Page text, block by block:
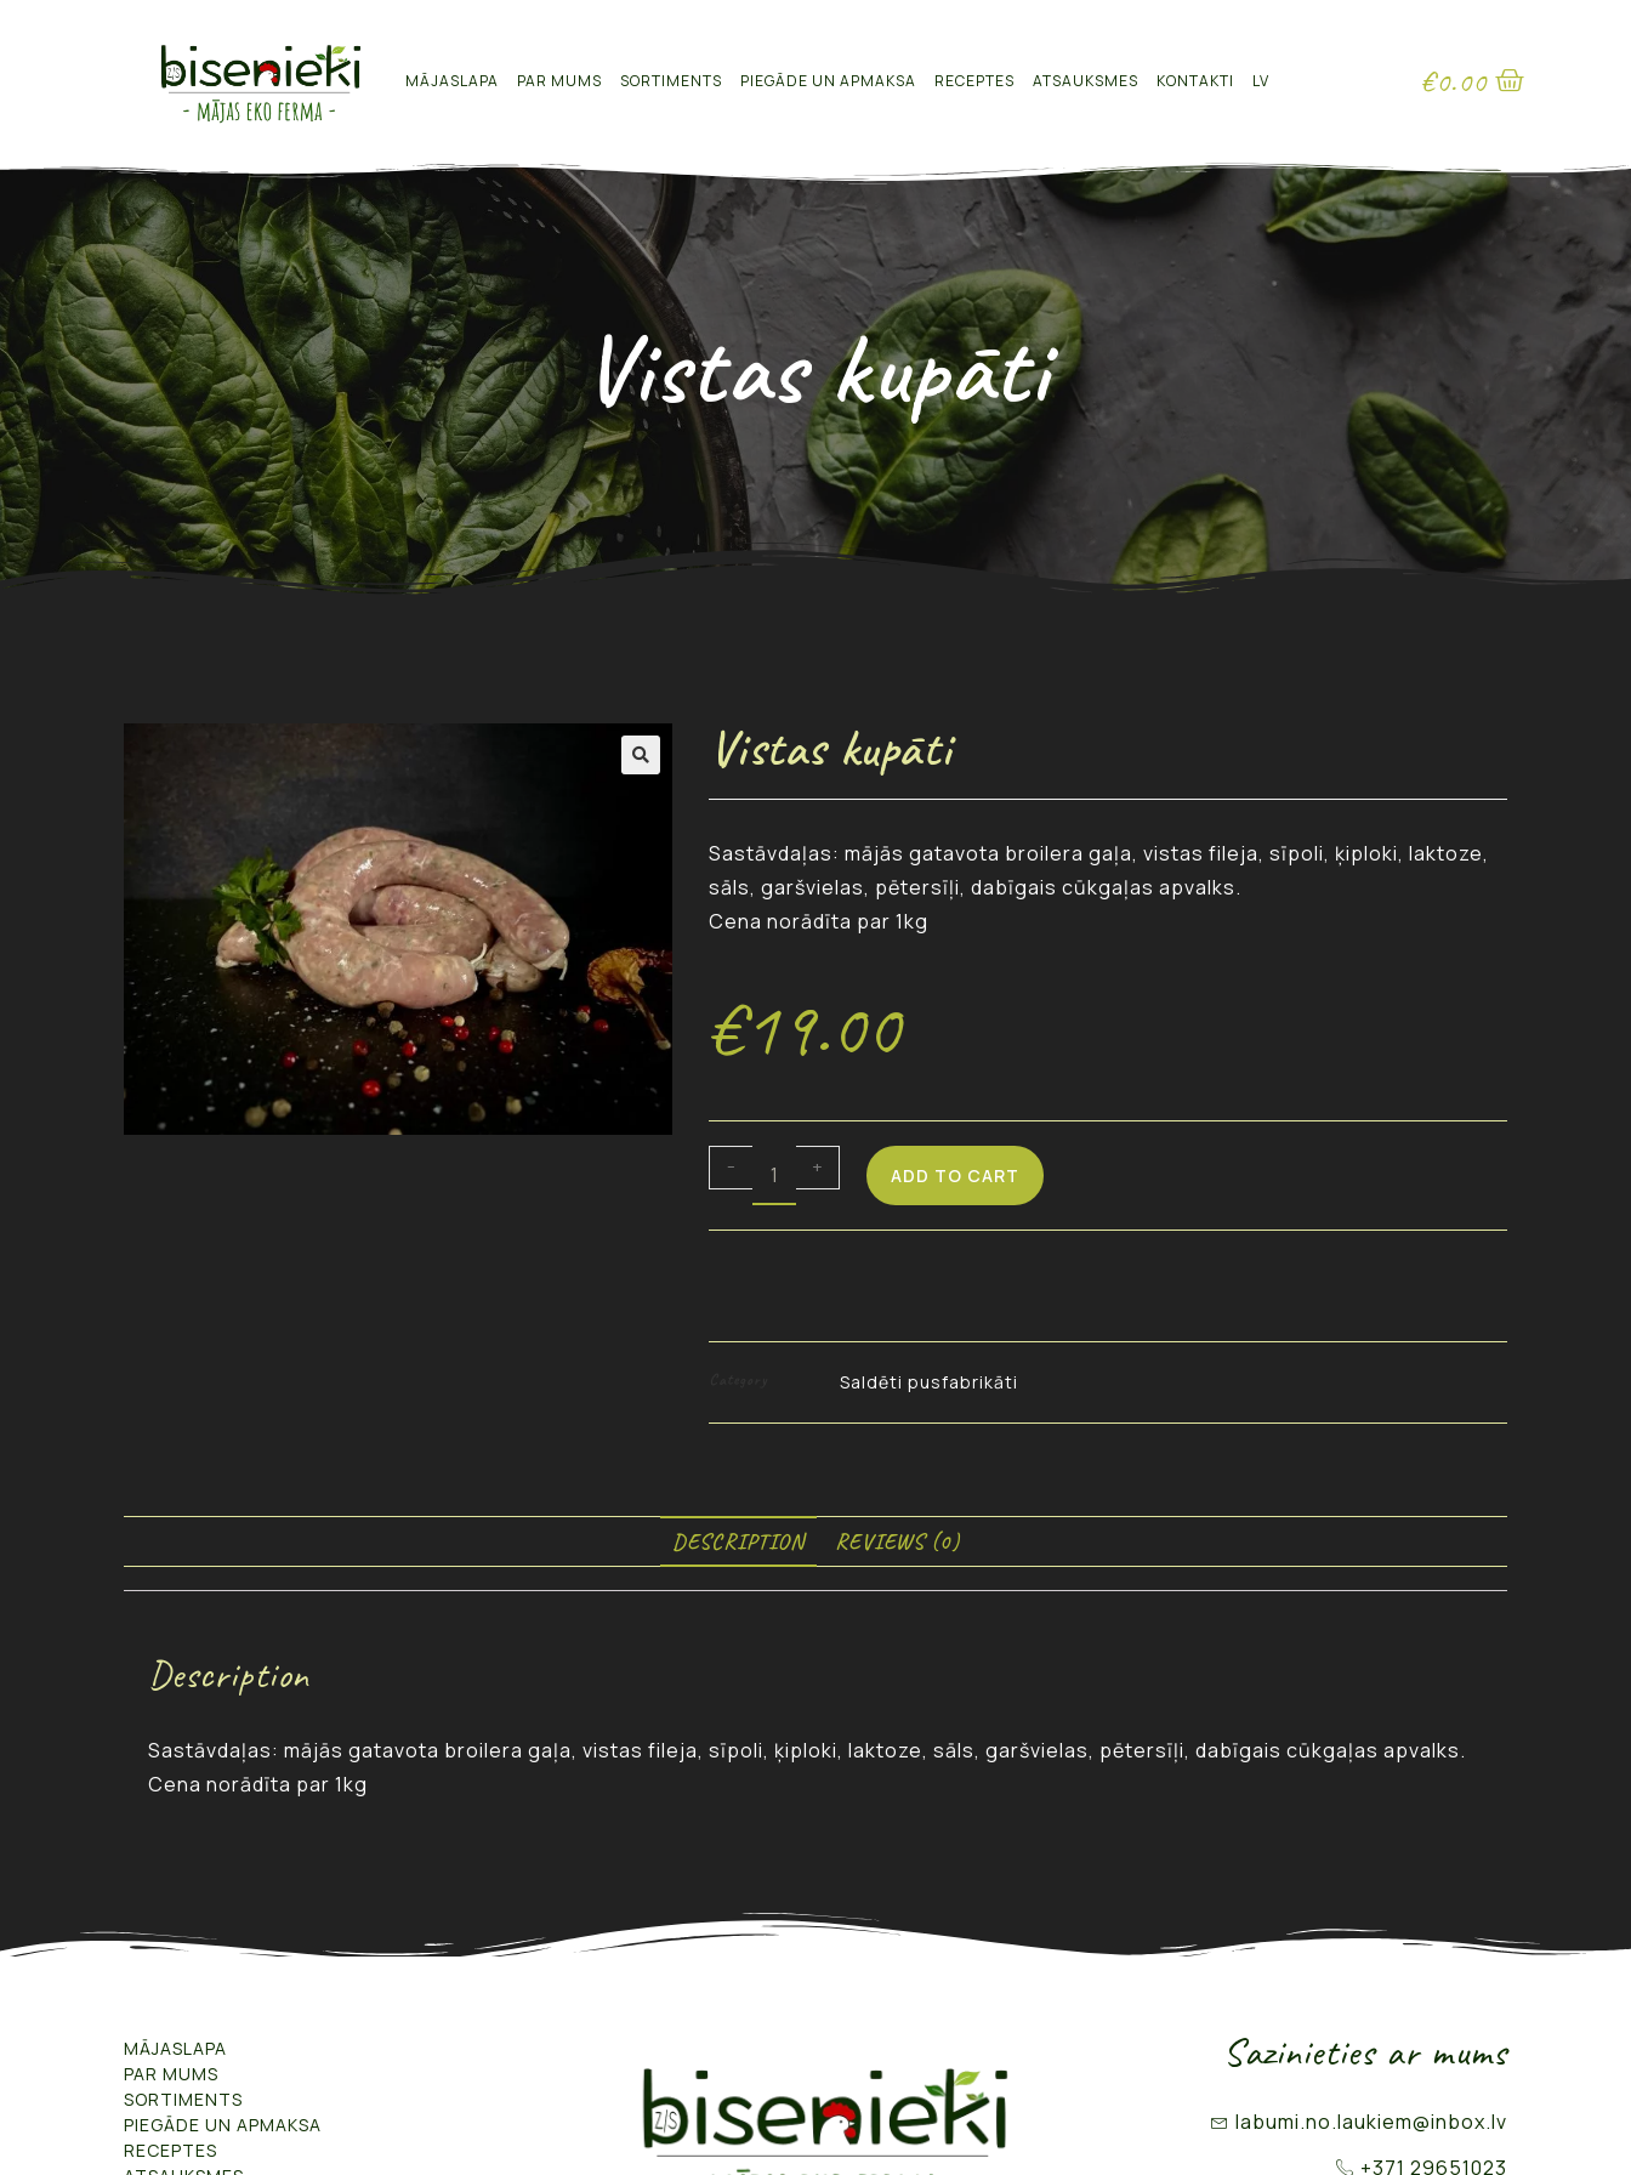
MĀJASLAPA PAR MUMS SORTIMENTS PIEGĀDE UN APMAKSA RECEPTES ATSAUKSMES KONTAKTI LV €0.00
Vistas kupāti
Vistas kupāti
Sastāvdaļas: mājās gatavota broilera gaļa, vistas fileja, sīpoli, ķiploki, laktoze,
sāls, garšvielas, pētersīļi, dabīgais cūkgaļas apvalks.
Cena norādīta par 1kg
€19.00
- + ADD TO CART
Saldēti pusfabrikāti
DESCRIPTION REVIEWS (0)
Description
Sastāvdaļas: mājās gatavota broilera gaļa, vistas fileja, sīpoli, ķiploki, laktoze, sāls, garšvielas, pētersīļi, dabīgais cūkgaļas apvalks.
Cena norādīta par 1kg
MĀJASLAPA
PAR MUMS
SORTIMENTS
PIEGĀDE UN APMAKSA
RECEPTES
Sazinieties ar mums
labumi.no.laukiem@inbox.lv
+371 29651023